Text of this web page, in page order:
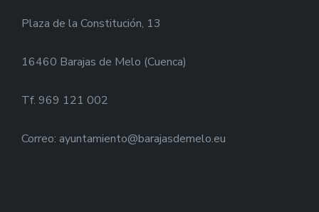
Plaza de la Constitución, 13
16460 Barajas de Melo (Cuenca)
Tf. 969 121 002
Correo: ayuntamiento@barajasdemelo.eu